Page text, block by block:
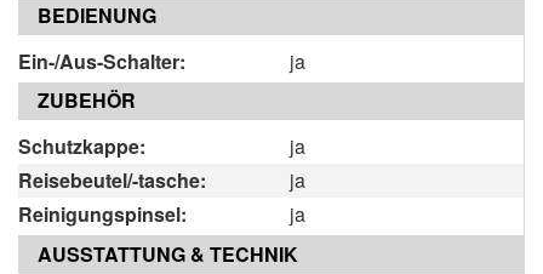
BEDIENUNG
Ein-/Aus-Schalter:
ja
ZUBEHÖR
Schutzkappe:
ja
Reisebeutel/-tasche:
ja
Reinigungspinsel:
ja
AUSSTATTUNG & TECHNIK